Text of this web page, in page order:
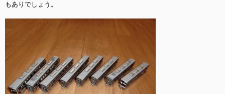
もありでしょう。